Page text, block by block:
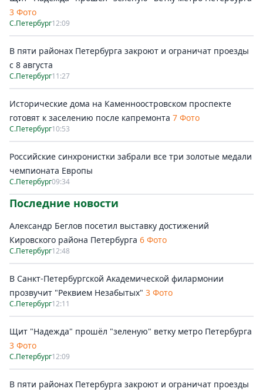
3 Фото
С.Петербург12:09
В пяти районах Петербурга закроют и ограничат проезды
с 8 августа
С.Петербург11:27
Исторические дома на Каменноостровском проспекте
готовят к заселению после капремонта 7 Фото
С.Петербург10:53
Российские синхронистки забрали все три золотые медали
чемпионата Европы
С.Петербург09:34
Последние новости
Александр Беглов посетил выставку достижений
Кировского района Петербурга 6 Фото
С.Петербург12:48
В Санкт-Петербургской Академической филармонии
прозвучит "Реквием Незабытых" 3 Фото
С.Петербург12:11
Щит "Надежда" прошёл "зеленую" ветку метро Петербурга
3 Фото
С.Петербург12:09
В пяти районах Петербурга закроют и ограничат проезды